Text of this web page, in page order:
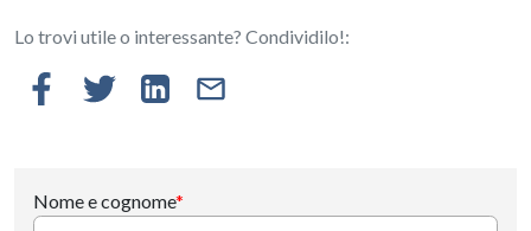
Lo trovi utile o interessante? Condividilo!:
Nome e cognome*